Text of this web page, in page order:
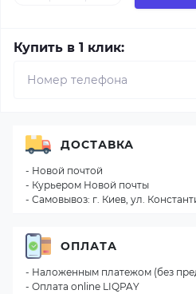
Купить в 1 клик:
ДОСТАВКА
- Новой почтой
- Курьером Новой почты
- Самовывоз: г. Киев, ул.
ОПЛАТА
- Наложенным платежом (без
- Оплата online LIQPAY